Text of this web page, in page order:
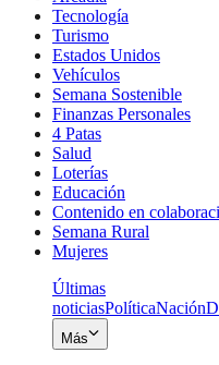
Tecnología
Turismo
Estados Unidos
Vehículos
Semana Sostenible
Finanzas Personales
4 Patas
Salud
Loterías
Educación
Contenido en
Semana Rural
Mujeres
Últimas
noticiasPolíticaNación
Más